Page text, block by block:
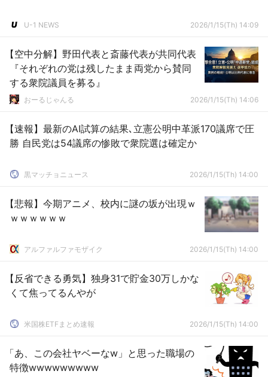
U-1 NEWS 2026/1/15(Th) 14:09
【空中分解】野田代表と斎藤代表が共同代表
『それぞれの党は残したまま両党から賛同
する衆院議員を募る』
おーるじゃんる 2026/1/15(Th) 14:06
【速報】最新のAI試算の結果､立憲公明中革派170議席で圧
勝 自民党は54議席の惨敗で衆院選は確定か
黒マッチョニュース 2026/1/15(Th) 14:00
【悲報】今期アニメ、校内に謎の坂が出現ｗ
ｗｗｗｗｗｗ
アルファルファモザイク 2026/1/15(Th) 14:00
【反省できる勇気】独身31で貯金30万しかな
くて焦ってるんやが
米国株ETFまとめ速報 2026/1/15(Th) 14:00
「あ、この会社ヤベーなw」と思った職場の
特徴wwwwwwwww